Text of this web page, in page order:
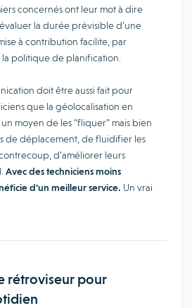
concernés ont leur mot à dire
la durée prévisible d’une
à contribution facilite, par
la politique de planification.
doit être aussi fait pour
que la géolocalisation en
moyen de les “fliquer” mais bien
de déplacement, de fluidifier les
d’améliorer leurs
Avec des techniciens moins
d’un meilleur service. Un vrai
rétroviseur pour